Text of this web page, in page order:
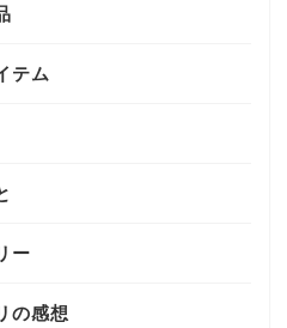
テム
ー
の感想